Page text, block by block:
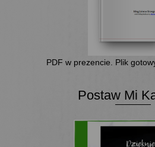
PDF w prezencie. Plik
Postaw Mi